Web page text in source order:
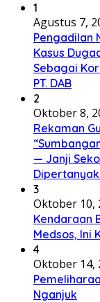
1
Agustus 7,
Pengadilan
Kasus
Sebagai
PT. DAB
2
Oktober 8,
Rekaman
— Janji
3
Oktober 10,
Kendaraan
Medsos, Ini
4
Oktober 14,
Nganjuk